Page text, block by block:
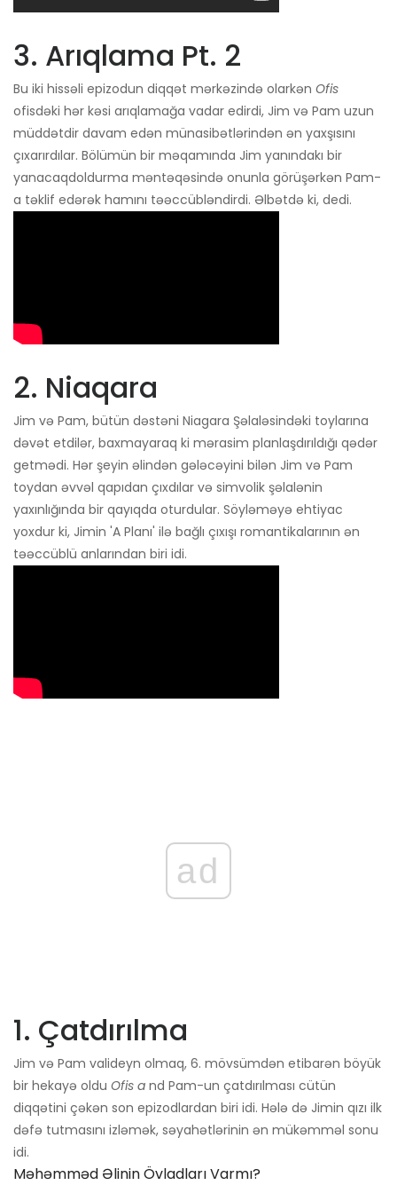
3. Arıqlama Pt. 2
Bu iki hissəli epizodun diqqət mərkəzində olarkən Ofis
ofisdəki hər kəsi arıqlamağa vadar edirdi, Jim və Pam uzun
müddətdir davam edən münasibətlərindən ən yaxşısını
çıxarırdılar. Bölümün bir məqamında Jim yanındakı bir
yanacaqdoldurma məntəqəsində onunla görüşərkən Pam-
a təklif edərək hamını təəccübləndirdi. Əlbətdə ki, dedi.
2. Niaqara
Jim və Pam, bütün dəstəni Niagara Şəlaləsindəki toylarına
dəvət etdilər, baxmayaraq ki mərasim planlaşdırıldığı qədər
getmədi. Hər şeyin əlindən gələcəyini bilən Jim və Pam
toydan əvvəl qapıdan çıxdılar və simvolik şəlalənin
yaxınlığında bir qayıqda oturdular. Söyləməyə ehtiyac
yoxdur ki, Jimin 'A Planı' ilə bağlı çıxışı romantikalarının ən
təəccüblü anlarından biri idi.
ad
1. Çatdırılma
Jim və Pam valideyn olmaq, 6. mövsümdən etibarən böyük
bir hekayə oldu Ofis a nd Pam-un çatdırılması cütün
diqqətini çəkən son epizodlardan biri idi. Hələ də Jimin qızı ilk
dəfə tutmasını izləmək, səyahətlərinin ən mükəmməl sonu
idi.
Məhəmməd Əlinin Övladları Varmı?